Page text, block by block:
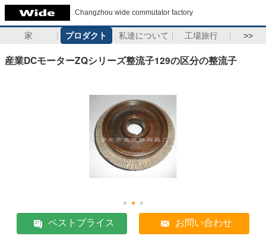
Changzhou wide commutator factory
家 プロダクト 私達について 工場旅行 >>
産業DCモーターZQシリーズ整流子129の区分の整流子
ベストプライス お問い合わせ